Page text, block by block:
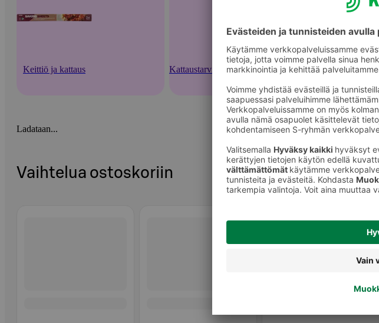
Keittiö ja kattaus Kattaustarvikkeet ja kertakäyttökattaus Pöytäliinat
Ladataan...
Vaihtelua ostoskoriin